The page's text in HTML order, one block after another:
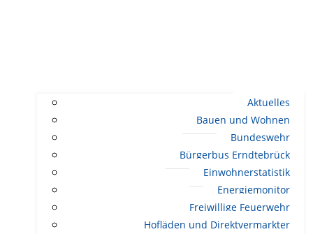
Aktuelles
Bauen und Wohnen
Bundeswehr
Bürgerbus Erndtebrück
Einwohnerstatistik
Energiemonitor
Freiwillige Feuerwehr
Hofläden und Direktvermarkter